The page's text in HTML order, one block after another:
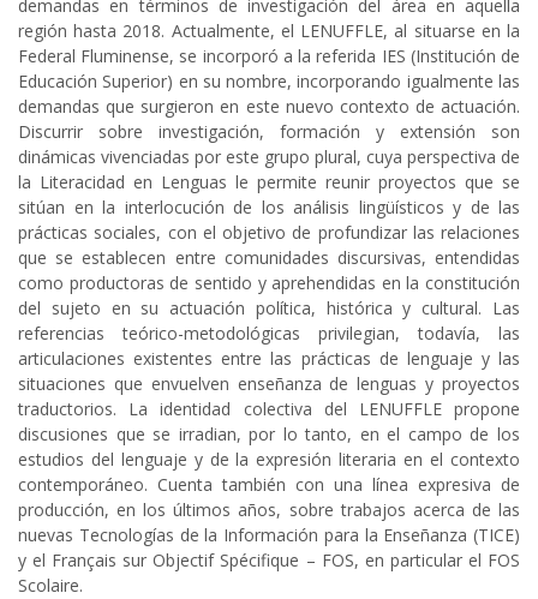
demandas en términos de investigación del área en aquella
región hasta 2018. Actualmente, el LENUFFLE, al situarse en la
Federal Fluminense, se incorporó a la referida IES (Institución de
Educación Superior) en su nombre, incorporando igualmente las
demandas que surgieron en este nuevo contexto de actuación.
Discurrir sobre investigación, formación y extensión son
dinámicas vivenciadas por este grupo plural, cuya perspectiva de
la Literacidad en Lenguas le permite reunir proyectos que se
sitúan en la interlocución de los análisis lingüísticos y de las
prácticas sociales, con el objetivo de profundizar las relaciones
que se establecen entre comunidades discursivas, entendidas
como productoras de sentido y aprehendidas en la constitución
del sujeto en su actuación política, histórica y cultural. Las
referencias teórico-metodológicas privilegian, todavía, las
articulaciones existentes entre las prácticas de lenguaje y las
situaciones que envuelven enseñanza de lenguas y proyectos
traductorios. La identidad colectiva del LENUFFLE propone
discusiones que se irradian, por lo tanto, en el campo de los
estudios del lenguaje y de la expresión literaria en el contexto
contemporáneo. Cuenta también con una línea expresiva de
producción, en los últimos años, sobre trabajos acerca de las
nuevas Tecnologías de la Información para la Enseñanza (TICE)
y el Français sur Objectif Spécifique – FOS, en particular el FOS
Scolaire.